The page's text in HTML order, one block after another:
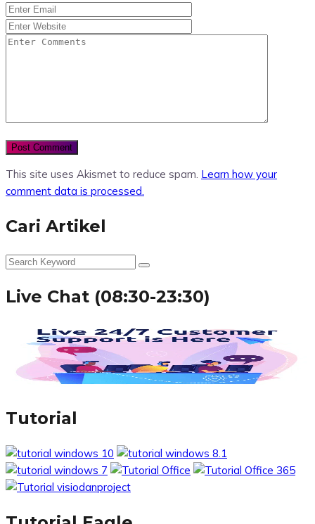
This site uses Akismet to reduce spam. Learn how your
comment data is processed.
Cari Artikel
Live Chat (08:30-23:30)
Tutorial